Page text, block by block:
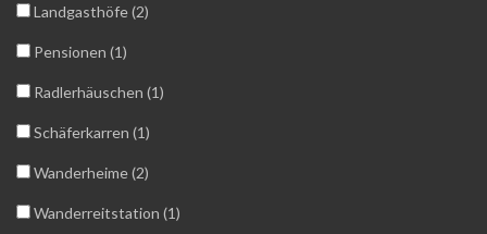
Landgasthöfe (2)
Pensionen (1)
Radlerhäuschen (1)
Schäferkarren (1)
Wanderheime (2)
Wanderreitstation (1)